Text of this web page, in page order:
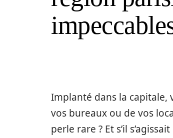
Implanté dans la capitale,
vos bureaux ou de vos
perle rare ? Et s’il s’agissait